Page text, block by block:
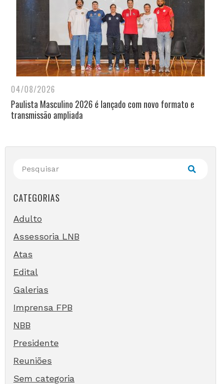
04/08/2026
Paulista Masculino 2026 é lançado com novo formato e
transmissão ampliada
CATEGORIAS
Adulto
Assessoria LNB
Atas
Edital
Galerias
Imprensa FPB
NBB
Presidente
Reuniões
Sem categoria